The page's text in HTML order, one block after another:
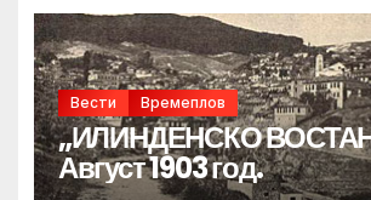
Вести Времеплов
„ИЛИНДЕНСКО
Август 1903 год.